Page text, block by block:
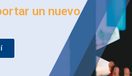
un nuevo